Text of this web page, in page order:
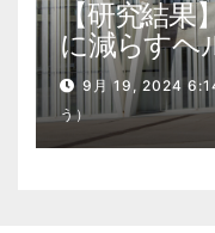
【研究結果
に減らすヘ
9月 19, 2024
う）